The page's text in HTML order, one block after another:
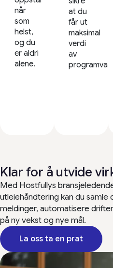
når
som
helst,
og du
er aldri
alene.
at du
får ut
maksimal
verdi
av
Klar for å utvide
Med Hostfullys
utleiehåndtering kan du samle
meldinger, automatisere
på ny vekst og nye mål.
La oss ta en prat